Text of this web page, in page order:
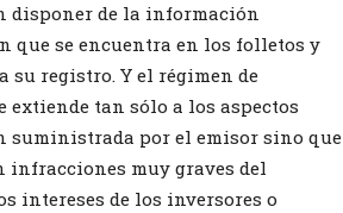
disponer de la información
que se encuentra en los folletos y
su registro. Y el régimen de
tan sólo a los aspectos
suministrada por el emisor sino que
infracciones muy graves del
intereses de los inversores o